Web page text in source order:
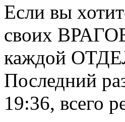
Если вы
своих
каждой
Последний
19:36, всего